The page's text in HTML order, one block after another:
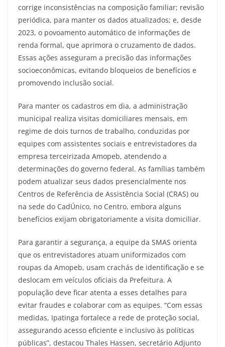
corrige inconsistências na composição familiar; revisão
periódica, para manter os dados atualizados; e, desde
2023, o povoamento automático de informações de
renda formal, que aprimora o cruzamento de dados.
Essas ações asseguram a precisão das informações
socioeconômicas, evitando bloqueios de benefícios e
promovendo inclusão social.
Para manter os cadastros em dia, a administração
municipal realiza visitas domiciliares mensais, em
regime de dois turnos de trabalho, conduzidas por
equipes com assistentes sociais e entrevistadores da
empresa terceirizada Amopeb, atendendo a
determinações do governo federal. As famílias também
podem atualizar seus dados presencialmente nos
Centros de Referência de Assistência Social (CRAS) ou
na sede do CadÚnico, no Centro, embora alguns
benefícios exijam obrigatoriamente a visita domiciliar.
Para garantir a segurança, a equipe da SMAS orienta
que os entrevistadores atuam uniformizados com
roupas da Amopeb, usam crachás de identificação e se
deslocam em veículos oficiais da Prefeitura. A
população deve ficar atenta a esses detalhes para
evitar fraudes e colaborar com as equipes. “Com essas
medidas, Ipatinga fortalece a rede de proteção social,
assegurando acesso eficiente e inclusivo às políticas
públicas”, destacou Thales Hassen, secretário Adjunto